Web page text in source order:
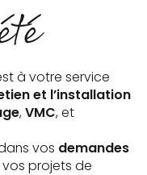
à votre service
et l’installation
, VMC, et
vos demandes
projets de